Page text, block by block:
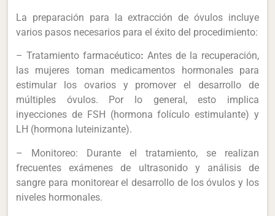
La preparación para la extracción de óvulos incluye
varios pasos necesarios para el éxito del procedimiento:
– Tratamiento farmacéutico: Antes de la recuperación,
las mujeres toman medicamentos hormonales para
estimular los ovarios y promover el desarrollo de
múltiples óvulos. Por lo general, esto implica
inyecciones de FSH (hormona folículo estimulante) y
LH (hormona luteinizante).
– Monitoreo: Durante el tratamiento, se realizan
frecuentes exámenes de ultrasonido y análisis de
sangre para monitorear el desarrollo de los óvulos y los
niveles hormonales.